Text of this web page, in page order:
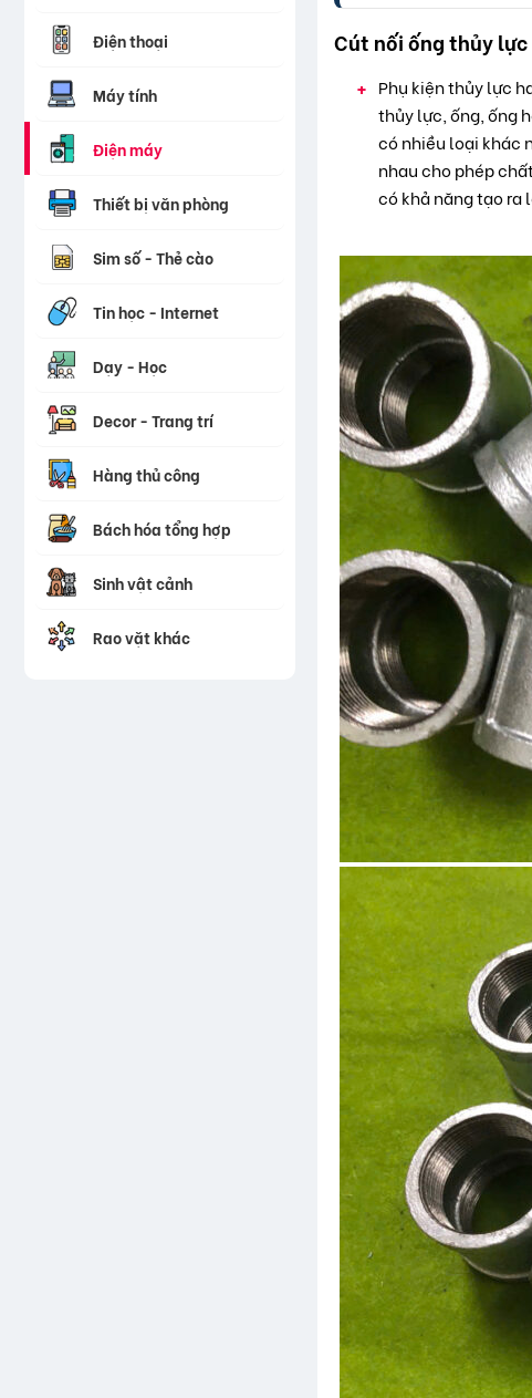
Điện thoại
Máy tính
Điện máy
Thiết bị văn phòng
Sim số - Thẻ cào
Tin học - Internet
Dạy - Học
Decor - Trang trí
Hàng thủ công
Bách hóa tổng hợp
Sinh vật cảnh
Rao vặt khác
Cút nối ống thủy lực
Phụ kiện thủy lực
thủy lực, ống, ống
có nhiều loại khác
nhau cho phép
có khả năng tạo ra